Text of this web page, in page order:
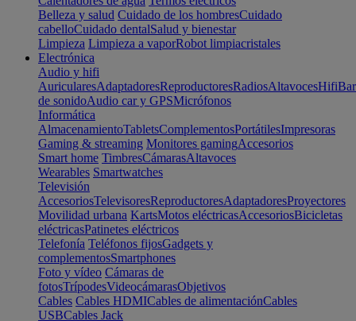
Belleza y salud Cuidado de los hombresCuidado
cabelloCuidado dentalSalud y bienestar
Limpieza Limpieza a vaporRobot limpiacristales
Electrónica
Audio y hifi
AuricularesAdaptadoresReproductoresRadiosAltavocesHifi
de sonidoAudio car y GPSMicrófonos
Informática
AlmacenamientoTabletsComplementosPortátilesImpresoras
Gaming & streaming Monitores gamingAccesorios
Smart home TimbresCámarasAltavoces
Wearables Smartwatches
Televisión
AccesoriosTelevisoresReproductoresAdaptadoresProyectores
Movilidad urbana KartsMotos eléctricasAccesoriosBicicletas
eléctricasPatinetes eléctricos
Telefonía Teléfonos fijosGadgets y
complementosSmartphones
Foto y vídeo Cámaras de
fotosTrípodesVideocámarasObjetivos
Cables Cables HDMICables de alimentaciónCables
USBCables Jack